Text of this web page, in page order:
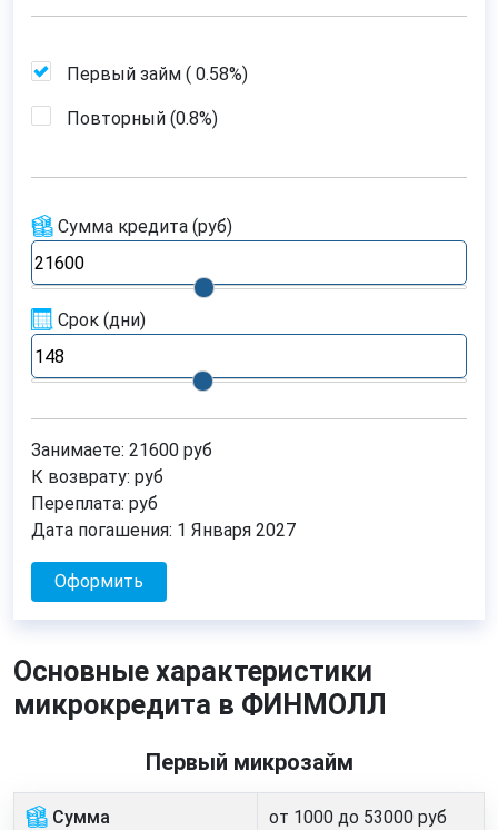
Первый займ ( 0.58%)
Повторный (0.8%)
Сумма кредита (руб)
Срок (дни)
Занимаете: 21600 руб
К возврату: руб
Переплата: руб
Дата погашения: 1 Января 2027
Оформить
Основные характеристики
микрокредита в ФИНМОЛЛ
Первый микрозайм
Сумма от 1000 до 53000 руб